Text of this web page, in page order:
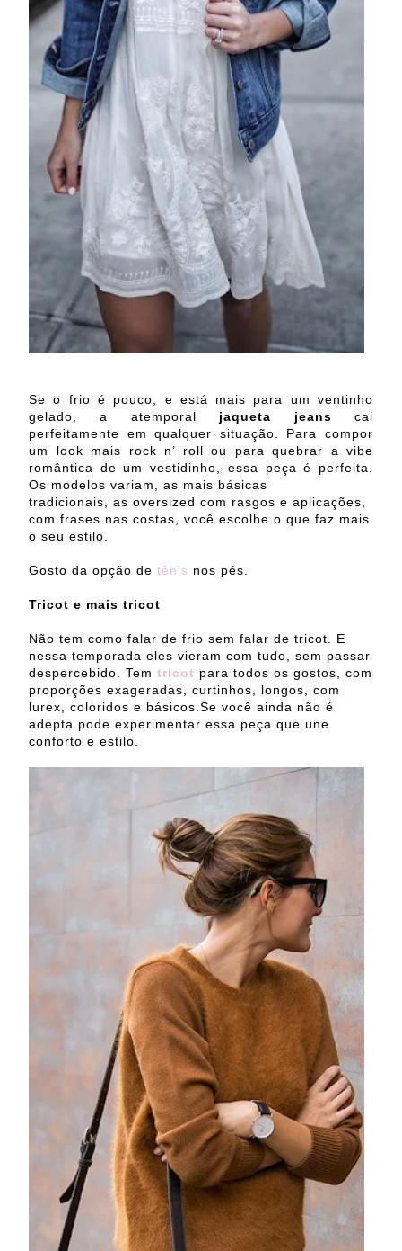
Se o frio é pouco, e está mais para um ventinho
gelado, a atemporal jaqueta jeans cai
perfeitamente em qualquer situação. Para compor
um look mais rock n’ roll ou para quebrar a vibe
romântica de um vestidinho, essa peça é perfeita.
Os modelos variam, as mais básicas
tradicionais, as oversized com rasgos e aplicações,
com frases nas costas, você escolhe o que faz mais
o seu estilo.
Gosto da opção de tênis nos pés.
Tricot e mais tricot
Não tem como falar de frio sem falar de tricot. E
nessa temporada eles vieram com tudo, sem passar
despercebido. Tem tricot para todos os gostos, com
proporções exageradas, curtinhos, longos, com
lurex, coloridos e básicos.Se você ainda não é
adepta pode experimentar essa peça que une
conforto e estilo.